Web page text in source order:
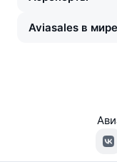
Aviasales в мире